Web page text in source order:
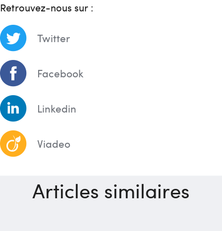
Retrouvez-nous sur :
Twitter
Facebook
Linkedin
Viadeo
Articles similaires